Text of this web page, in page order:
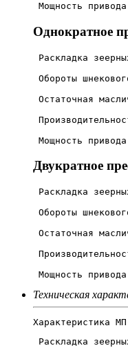
Мощность
Однократное
Раскладка зеерных
Обороты
Остаточная
Мощность
Двукратное
Раскладка
Обороты
Остаточная
Мощность
Техническая
Характеристика
Раскладка